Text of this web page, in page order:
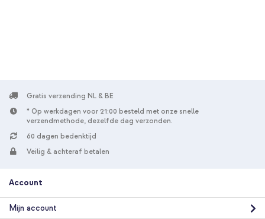
Gratis verzending NL & BE
* Op werkdagen voor 21:00 besteld met onze snelle
verzendmethode, dezelfde dag verzonden.
60 dagen bedenktijd
Veilig & achteraf betalen
Account
Mijn account